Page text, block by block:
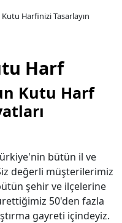
Harfinizi Tasarlayın
Harf
Kutu Harf
bütün il ve
değerli müşterilerimiz
şehir ve ilçelerine
50'den fazla
gayreti içindeyiz.